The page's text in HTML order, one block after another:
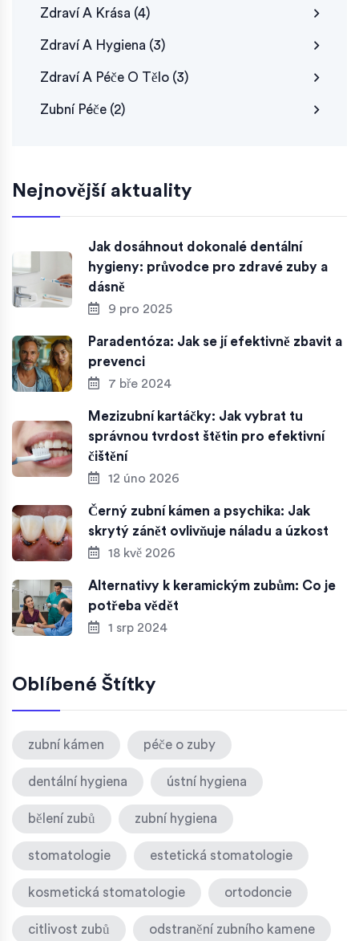
Zdraví A Krása (4)
Zdraví A Hygiena (3)
Zdraví A Péče O Tělo (3)
Zubní Péče (2)
Nejnovější aktuality
Jak dosáhnout dokonalé dentální
hygieny: průvodce pro zdravé zuby a
dásně
9 pro 2025
Paradentóza: Jak se jí efektivně zbavit a
prevenci
7 bře 2024
Mezizubní kartáčky: Jak vybrat tu
správnou tvrdost štětin pro efektivní
čištění
12 úno 2026
Černý zubní kámen a psychika: Jak
skrytý zánět ovlivňuje náladu a úzkost
18 kvě 2026
Alternativy k keramickým zubům: Co je
potřeba vědět
1 srp 2024
Oblíbené Štítky
zubní kámen péče o zuby
dentální hygiena ústní hygiena
bělení zubů zubní hygiena
stomatologie estetická stomatologie
kosmetická stomatologie ortodoncie
citlivost zubů odstranění zubního kamene